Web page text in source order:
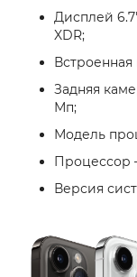
Дисплей
XDR;
Встроенная
Задняя
Мп;
Модель
Процессор
Версия